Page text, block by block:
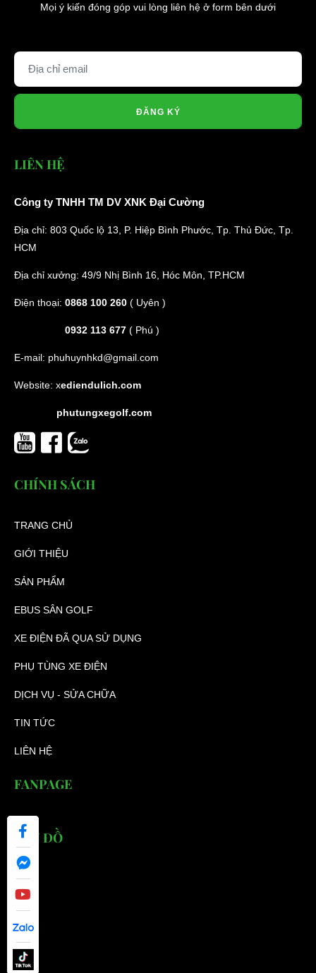
Mọi ý kiến đóng góp vui lòng liên hệ ở form bên dưới
ĐĂNG KÝ
LIÊN HỆ
Công ty TNHH TM DV XNK Đại Cường
Địa chỉ: 803 Quốc lộ 13, P. Hiệp Bình Phước, Tp. Thủ Đức, Tp.
HCM
Địa chỉ xưởng: 49/9 Nhị Bình 16, Hóc Môn, TP.HCM
Điện thoại: 0868 100 260 ( Uyên )
0932 113 677 ( Phú )
E-mail: phuhuynhkd@gmail.com
Website: xediendulich.com
phutungxegolf.com
CHÍNH SÁCH
TRANG CHỦ
GIỚI THIỆU
SẢN PHẨM
EBUS SÂN GOLF
XE ĐIỆN ĐÃ QUA SỬ DỤNG
PHỤ TÙNG XE ĐIỆN
DỊCH VỤ - SỬA CHỮA
TIN TỨC
LIÊN HỆ
FANPAGE
BẢN ĐỒ